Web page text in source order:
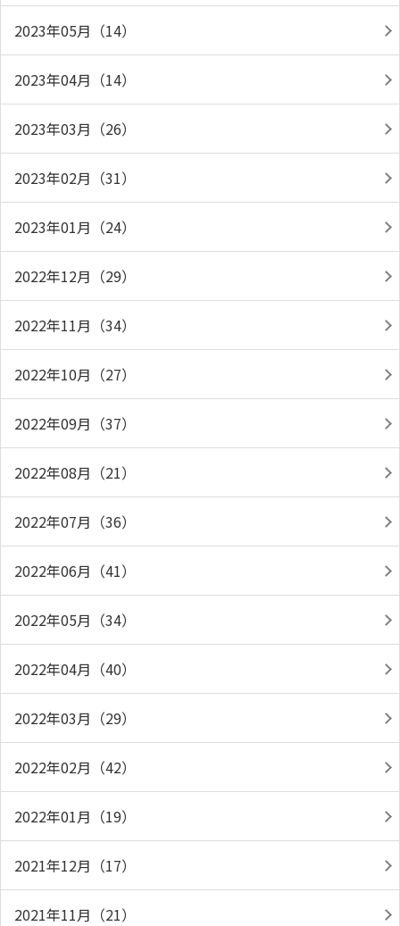
2023年05月（14）
2023年04月（14）
2023年03月（26）
2023年02月（31）
2023年01月（24）
2022年12月（29）
2022年11月（34）
2022年10月（27）
2022年09月（37）
2022年08月（21）
2022年07月（36）
2022年06月（41）
2022年05月（34）
2022年04月（40）
2022年03月（29）
2022年02月（42）
2022年01月（19）
2021年12月（17）
2021年11月（21）